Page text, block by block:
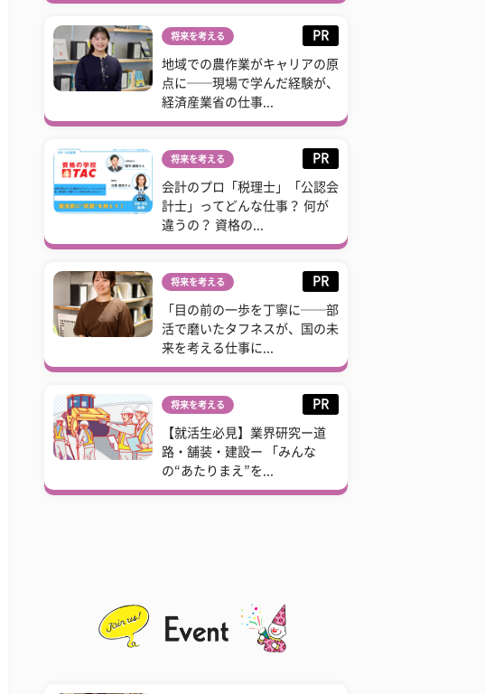
将来を考える PR
地域での農作業がキャリアの原
点に──現場で学んだ経験が、
経済産業省の仕事...
将来を考える PR
会計のプロ「税理士」「公認会
計士」ってどんな仕事？ 何が
違うの？ 資格の...
将来を考える PR
「目の前の一歩を丁寧に──部
活で磨いたタフネスが、国の未
来を考える仕事に...
将来を考える PR
【就活生必見】業界研究ー道
路・舗装・建設ー 「みんな
の“あたりまえ”を...